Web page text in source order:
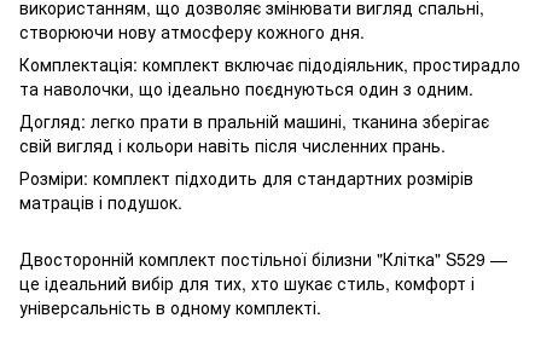
використанням, що дозволяє змінювати вигляд спальні,
створюючи нову атмосферу кожного дня.
Комплектація: комплект включає підодіяльник, простирадло
та наволочки, що ідеально поєднуються один з одним.
Догляд: легко прати в пральній машині, тканина зберігає
свій вигляд і кольори навіть після численних прань.
Розміри: комплект підходить для стандартних розмірів
матраців і подушок.
Двосторонній комплект постільної білизни "Клітка" S529 —
це ідеальний вибір для тих, хто шукає стиль, комфорт і
універсальність в одному комплекті.